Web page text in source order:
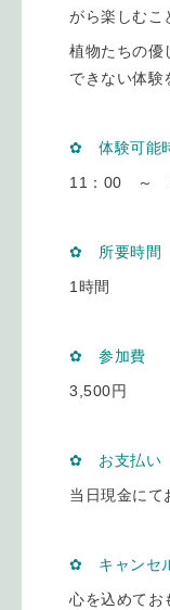
がら楽しむこ
植物たちの優
できない体験
✿ 体験可能
11：00 ～
✿ 所要時間
1時間
✿ 参加費
3,500円
✿ お支払い
当日現金にて
✿ キャンセ
心を込めてお